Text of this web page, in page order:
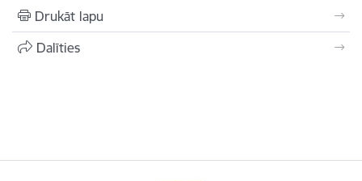
Drukāt lapu
Dalīties